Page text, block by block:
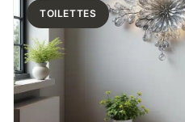
TOILETTES